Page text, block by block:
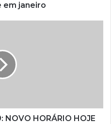
em janeiro
HORÁRIO HOJE